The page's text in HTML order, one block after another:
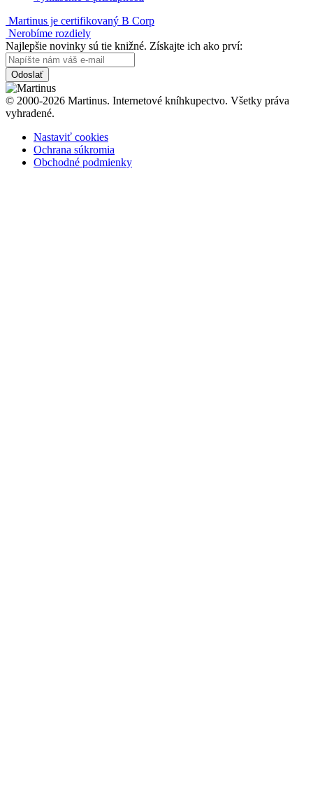
Martinus je certifikovaný B Corp
Nerobíme rozdiely
Najlepšie novinky sú tie knižné. Získajte ich ako prví:
Odoslať
© 2000-2026 Martinus. Internetové kníhkupectvo. Všetky práva
vyhradené.
Nastaviť cookies
Ochrana súkromia
Obchodné podmienky